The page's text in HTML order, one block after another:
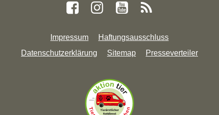
Impressum
Haftungsausschluss
Datenschutzerklärung
Sitemap Presseverteiler